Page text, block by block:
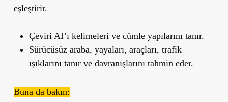
eşleştirir.
Çeviri AI’ı kelimeleri ve cümle yapılarını tanır.
Sürücüsüz araba, yayaları, araçları, trafik
ışıklarını tanır ve davranışlarını tahmin eder.
Buna da bakın: